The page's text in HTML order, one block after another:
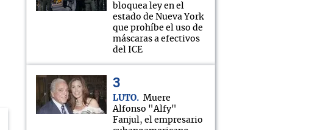
bloquea ley en el
estado de Nueva York
que prohíbe el uso de
máscaras a efectivos
del ICE
LUTO
Muere
Alfonso "Alfy"
Fanjul, el empresario